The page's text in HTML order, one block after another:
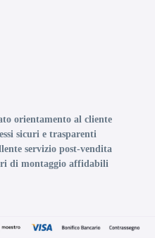
orientamento al cliente
sicuri e trasparenti
servizio post-vendita
di montaggio affidabili